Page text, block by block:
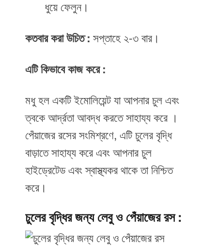
ধুয়ে ফেলুন।
কতবার করা উচিত : সপ্তাহে ২-৩ বার।
এটি কিভাবে কাজ করে :
মধু হল একটি ইমোলিয়েন্ট যা আপনার চুল এবং
ত্বকে আর্দ্রতা আবদ্ধ করতে সাহায্য করে ।
পেঁয়াজের রসের সংমিশ্রণে, এটি চুলের বৃদ্ধি
বাড়াতে সাহায্য করে এবং আপনার চুল
হাইড্রেটেড এবং স্বাস্থ্যকর থাকে তা নিশ্চিত
করে।
চুলের বৃদ্ধির জন্য লেবু ও পেঁয়াজের রস :